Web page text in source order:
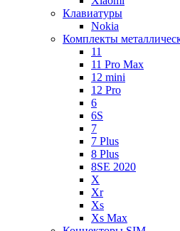
Клавиатуры
Nokia
Комплекты
11
11 Pro Max
12 mini
12 Pro
6
6S
7
7 Plus
8 Plus
8SE 2020
X
Xr
Xs
Xs Max